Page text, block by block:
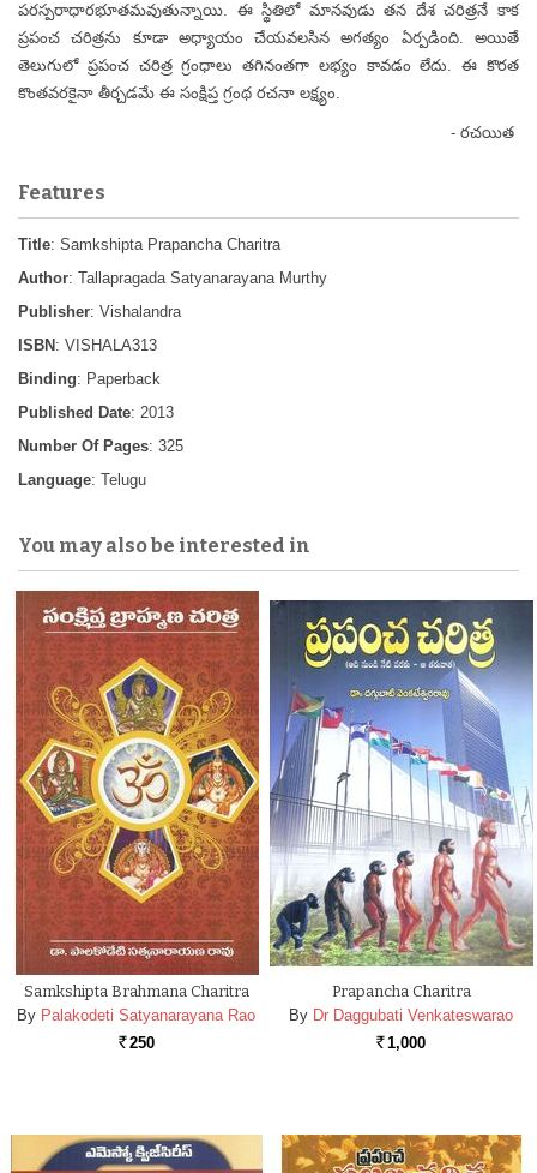
పరస్పరాధారభూతమవుతున్నాయి. ఈ స్థితిలో మానవుడు తన దేశ చరిత్రనే కాక
ప్రపంచ చరిత్రను కూడా అధ్యాయం చేయవలసిన అగత్యం ఏర్పడింది. అయితే
తెలుగులో ప్రపంచ చరిత్ర గ్రంధాలు తగినంతగా లభ్యం కావడం లేదు. ఈ కొరత
కొంతవరకైనా తీర్చడమే ఈ సంక్షిప్త గ్రంథ రచనా లక్ష్యం.
- రచయిత
Features
Title: Samkshipta Prapancha Charitra
Author: Tallapragada Satyanarayana Murthy
Publisher: Vishalandra
ISBN : VISHALA313
Binding: Paperback
Published Date: 2013
Number Of Pages: 325
Language: Telugu
You may also be interested in
Samkshipta Brahmana Charitra
By Palakodeti Satyanarayana Rao
Rs. 250
Prapancha Charitra
By Dr Daggubati Venkateswarao
Rs. 1,000